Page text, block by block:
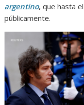
argentino, que hasta
públicamente.